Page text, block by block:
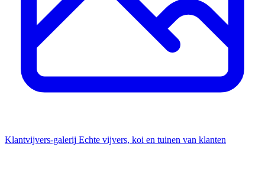
Klantvijvers-galerij Echte vijvers, koi en tuinen van klanten